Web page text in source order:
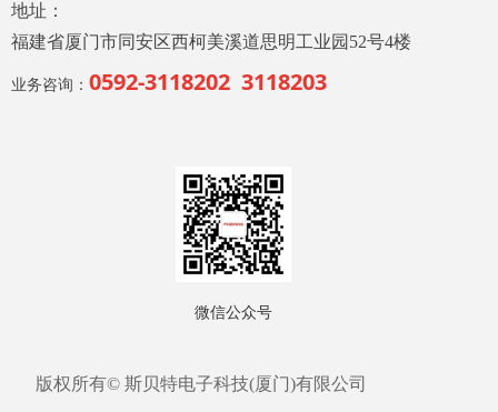
微信公众号
地址：
福建省厦门市同安区西柯美溪道思明工业园52号4楼
业务咨询： 0592-3118202 3118203
版权所有© 斯贝特电子科技(厦门)有限公司